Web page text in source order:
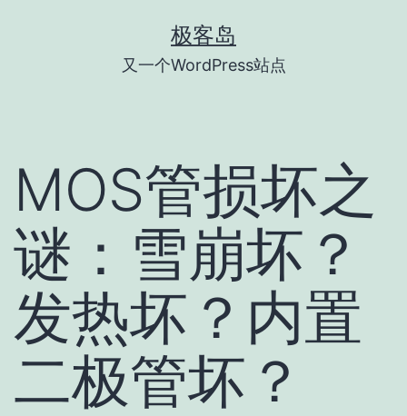
极客岛
又一个WordPress站点
MOS管损坏之
谜：雪崩坏？
发热坏？内置
二极管坏？